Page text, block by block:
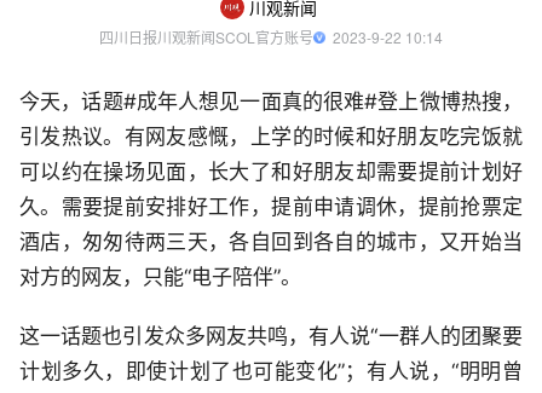
川观新闻
四川日报川观新闻SCOL官方账号
  2023-9-22 10:14
今天，话题#成年人想见一面真的很难#登上微博热搜，
引发热议。有网友感慨，上学的时候和好朋友吃完饭就
可以约在操场见面，长大了和好朋友却需要提前计划好
久。需要提前安排好工作，提前申请调休，提前抢票定
酒店，匆匆待两三天，各自回到各自的城市，又开始当
对方的网友，只能“电子陪伴”。
这一话题也引发众多网友共鸣，有人说“一群人的团聚要
计划多久，即使计划了也可能变化”；有人说，“明明曾